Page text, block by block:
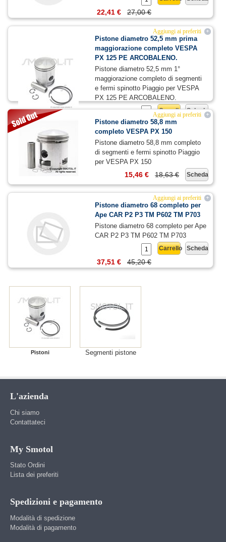
27,00 €
22,41 €
+
Aggiungi ai preferiti
Pistone diametro 52,5 mm prima
maggiorazione completo VESPA
PX 125 PE ARCOBALENO.
Pistone diametro 52,5 mm 1°
maggiorazione completo di segmenti
e fermi spinotto Piaggio per VESPA
PX 125 PE ARCOBALENO.
Scheda
Carrello
70,38 €
58,41 €
+
Aggiungi ai preferiti
Pistone diametro 58,8 mm
completo VESPA PX 150
Pistone diametro 58,8 mm completo
di segmenti e fermi spinotto Piaggio
per VESPA PX 150
Scheda
18,63 €
15,46 €
+
Aggiungi ai preferiti
Pistone diametro 68 completo per
Ape CAR P2 P3 TM P602 TM P703
Pistone diametro 68 completo per Ape
CAR P2 P3 TM P602 TM P703
Scheda
Carrello
45,20 €
37,51 €
Pistoni Segmenti pistone
L'azienda
Chi siamo
Contattateci
My Smotol
Stato Ordini
Lista dei preferiti
Spedizioni e pagamento
Modalità di spedizione
Modalità di pagamento